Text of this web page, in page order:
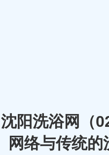
沈阳洗浴网（
网络与传统